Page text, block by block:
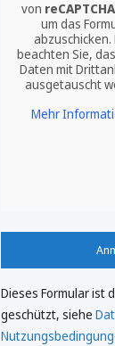
von reCAPTCHA
um das
abzuschicken.
beachten Sie,
Daten mit
ausgetauscht
Mehr
Dieses Formular ist
geschützt, siehe